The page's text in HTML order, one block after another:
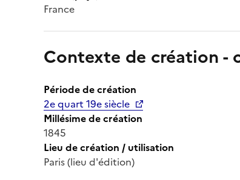
France
Contexte de création -
Période de création
2e quart 19e siècle
Millésime de création
1845
Lieu de création / utilisation
Paris (lieu d'édition)